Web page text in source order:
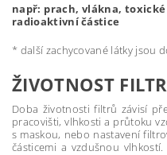
např: prach, vlákna,
radioaktivní částice
* další zachycované látky jsou
ŽIVOTNOST
Doba životnosti filtrů závisí
pracovišti, vlhkosti a průtoku
s maskou, nebo nastavení
částicemi a vzdušnou